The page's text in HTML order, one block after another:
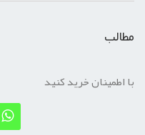
مطالب
با اطمینان خرید کنید